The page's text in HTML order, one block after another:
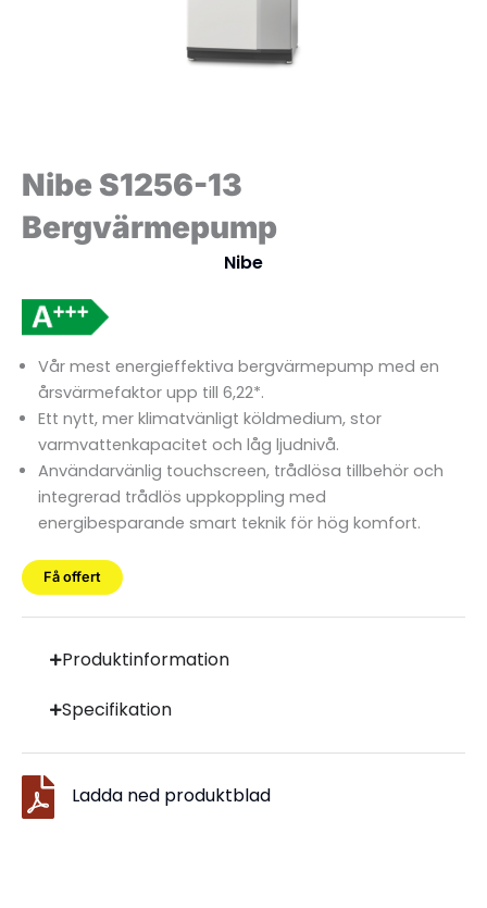
Nibe S1256-13
Bergvärmepump
Nibe
Vår mest energieffektiva bergvärmepump med en
årsvärmefaktor upp till 6,22*.
Ett nytt, mer klimatvänligt köldmedium, stor
varmvattenkapacitet och låg ljudnivå.
Användarvänlig touchscreen, trådlösa tillbehör och
integrerad trådlös uppkoppling med
energibesparande smart teknik för hög komfort.
Få offert
Produktinformation
Specifikation
Ladda ned produktblad